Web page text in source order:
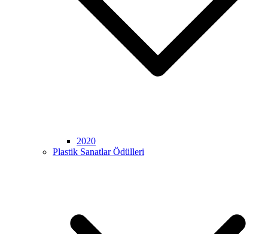
2020
Plastik Sanatlar Ödülleri